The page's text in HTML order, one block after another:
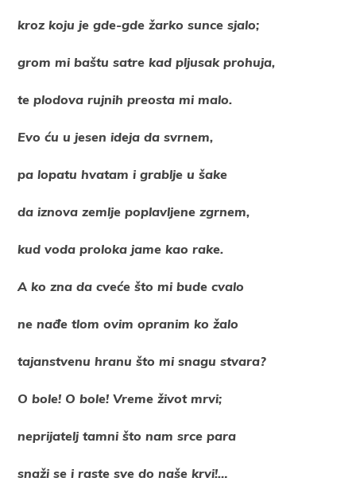
kroz koju je gde-gde žarko sunce sjalo;
grom mi baštu satre kad pljusak prohuja,
te plodova rujnih preosta mi malo.
Evo ću u jesen ideja da svrnem,
pa lopatu hvatam i grablje u šake
da iznova zemlje poplavljene zgrnem,
kud voda proloka jame kao rake.
A ko zna da cveće što mi bude cvalo
ne nađe tlom ovim opranim ko žalo
tajanstvenu hranu što mi snagu stvara?
O bole! O bole! Vreme život mrvi;
neprijatelj tamni što nam srce para
snaži se i raste sve do naše krvi!…